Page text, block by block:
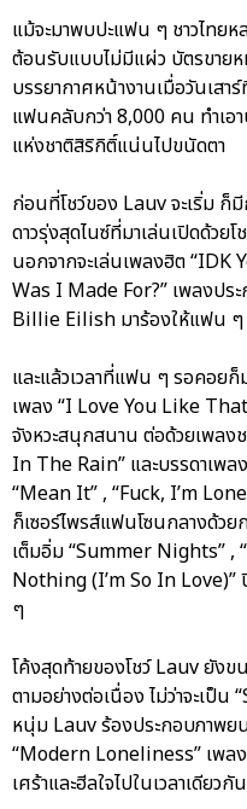
แม้จะมาพบปะแฟน ๆ ชาวไทย
ต้อนรับแบบไม่มีแผ่ว บัตรขาย
บรรยากาศหน้างานเมื่อวันเสา
แฟนคลับกว่า 8,000 คน ทำเ
แห่งชาติสิริกิติ์แน่นไปขนัดตา
ก่อนที่โชว์ของ Lauv จะเริ่ม
ดาวรุ่งสุดไนซ์ที่มาเล่นเปิดด้วย
นอกจากจะเล่นเพลงฮิต “IDK
Was I Made For?” เพลงป
Billie Eilish มาร้องให้แฟน ๆ
และแล้วเวลาที่แฟน ๆ รอคอย
เพลง “I Love You Like
จังหวะสนุกสนาน ต่อด้วยเพล
In The Rain” และบรรดาเพ
“Mean It” , “Fuck, I’m
ก็เซอร์ไพรส์แฟนโซนกลางด้วย
เต็มอิ่ม “Summer Nights” ,
Nothing (I’m So In
ๆ
โค้งสุดท้ายของโชว์ Lauv ยังข
ตามอย่างต่อเนื่อง ไม่ว่าจะเป็
หนุ่ม Lauv ร้องประกอบภาพ
“Modern Loneliness” เพล
เศร้าและฮีลใจไปในเวลาเดียวกัน